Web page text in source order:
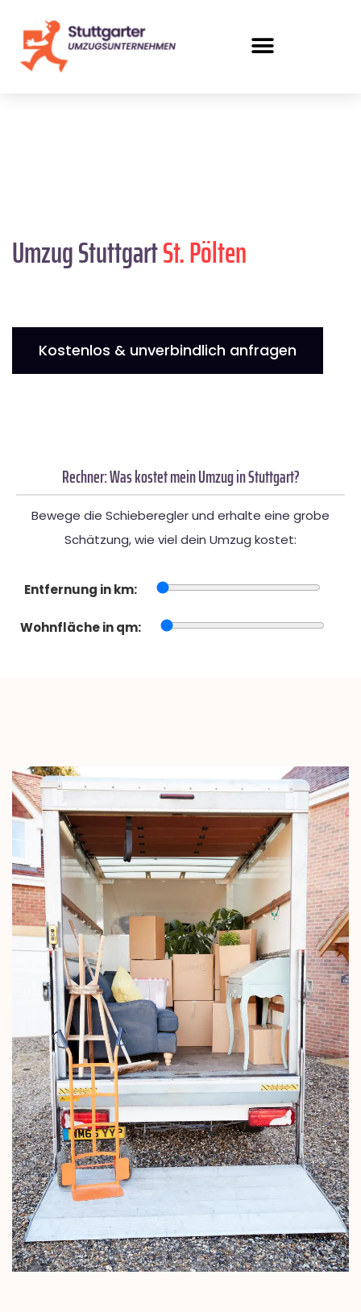
Umzug StuttgartSt. Pölten
Kostenlos & unverbindlich anfragen
Rechner: Was kostet mein Umzug in Stuttgart?
Bewege die Schieberegler und erhalte eine grobe
Schätzung, wie viel dein Umzug kostet:
Entfernung in km:
Wohnfläche in qm: